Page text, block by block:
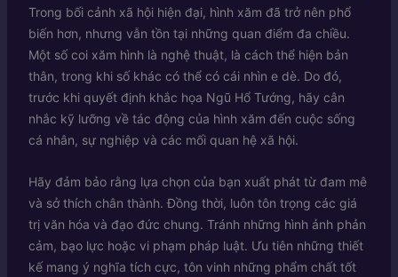
Trong bối cảnh xã hội hiện đại, hình xăm đã trở nên phổ
biến hơn, nhưng vẫn tồn tại những quan điểm đa chiều.
Một số coi xăm hình là nghệ thuật, là cách thể hiện bản
thân, trong khi số khác có thể có cái nhìn e dè. Do đó,
trước khi quyết định khắc họa Ngũ Hổ Tướng, hãy cân
nhắc kỹ lưỡng về tác động của hình xăm đến cuộc sống
cá nhân, sự nghiệp và các mối quan hệ xã hội.
Hãy đảm bảo rằng lựa chọn của bạn xuất phát từ đam mê
và sở thích chân thành. Đồng thời, luôn tôn trọng các giá
trị văn hóa và đạo đức chung. Tránh những hình ảnh phản
cảm, bạo lực hoặc vi phạm pháp luật. Ưu tiên những thiết
kế mang ý nghĩa tích cực, tôn vinh những phẩm chất tốt